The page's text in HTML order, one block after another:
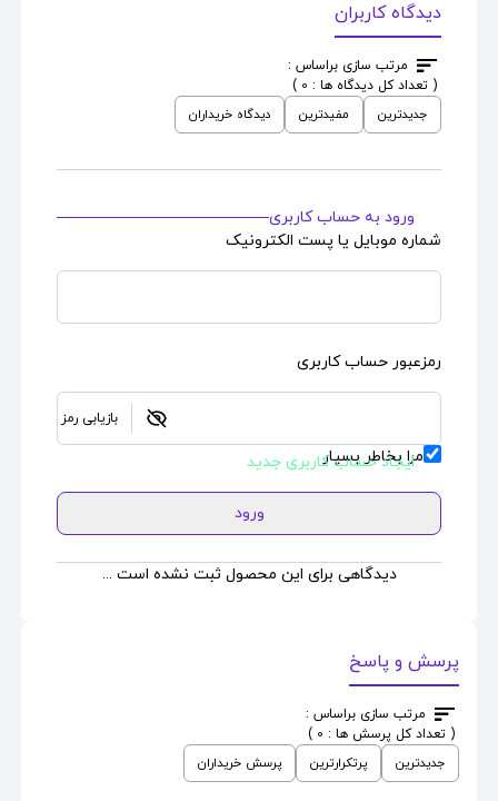
دیدگاه کاربران
مرتب سازی براساس :
( تعداد کل دیدگاه ها : 0 )
جدیدترین
مفیدترین دیدگاه خریداران
ورود به حساب کاربری
شماره موبایل یا پست الکترونیک
رمزعبور حساب کاربری
بازیابی رمز
مرا بخاطر بسپار
ایجاد حساب کاربری جدید
ورود
دیدگاهی برای این محصول ثبت نشده است ...
پرسش و پاسخ
مرتب سازی براساس :
( تعداد کل پرسش ها : 0 )
جدیدترین
پرتکرارترین پرسش خریداران